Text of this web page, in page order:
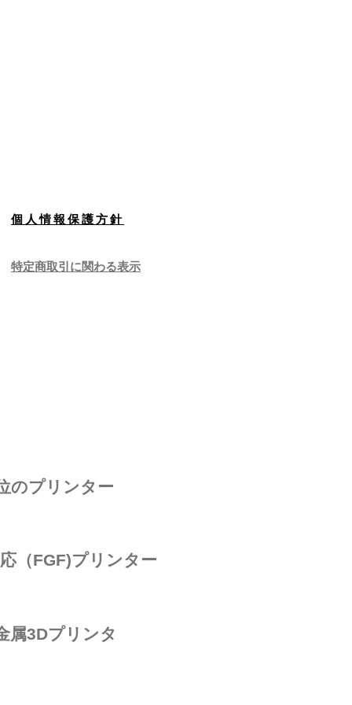
個人情報保護方針
特定商取引に関わる表示
のプリンター
（FGF)プリンター
属3Dプリンタ